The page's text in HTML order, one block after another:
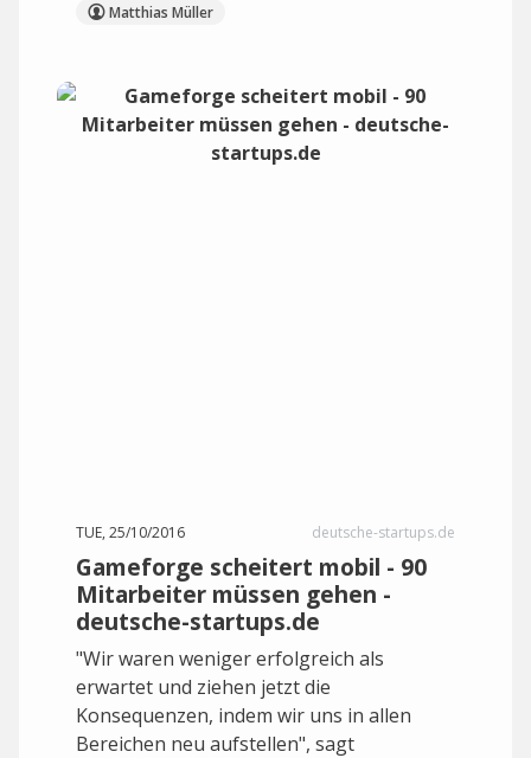
Matthias Müller
TUE, 25/10/2016 deutsche-startups.de
Gameforge scheitert mobil - 90
Mitarbeiter müssen gehen -
deutsche-startups.de
"Wir waren weniger erfolgreich als
erwartet und ziehen jetzt die
Konsequenzen, indem wir uns in allen
Bereichen neu aufstellen", sagt